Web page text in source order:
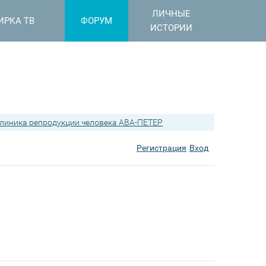
ТВ ФОРУМ
ЛИЧНЫЕ
ИСТОРИИ
репродукции человека АВА-ПЕТЕР
Регистрация Вход